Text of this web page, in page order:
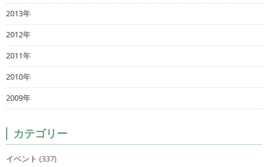
2013年
2012年
2011年
2010年
2009年
カテゴリー
イベント (337)